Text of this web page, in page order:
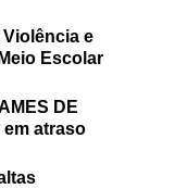
e
Escolar
DE
em atraso